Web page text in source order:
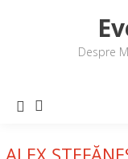
Despre
ALEX